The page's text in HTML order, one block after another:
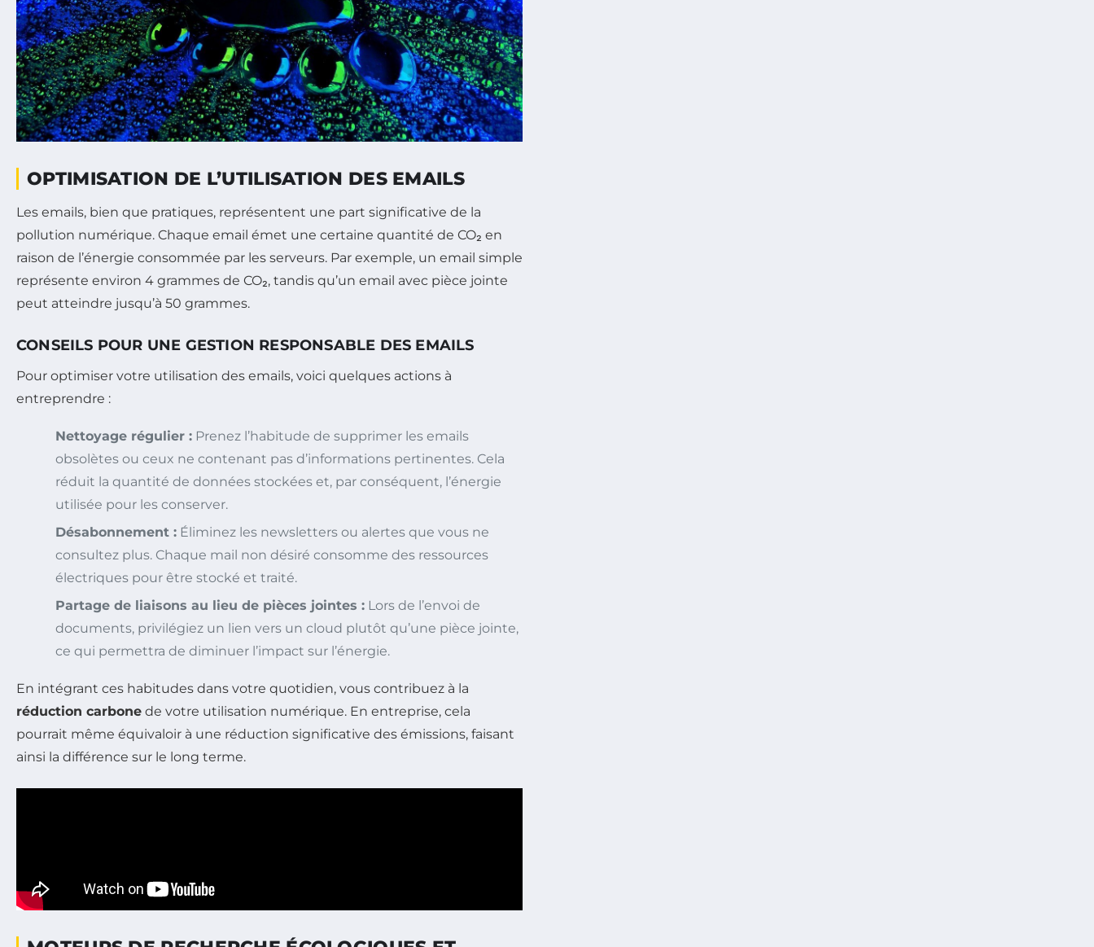
OPTIMISATION DE L’UTILISATION DES EMAILS
Les emails, bien que pratiques, représentent une part significative de la
pollution numérique. Chaque email émet une certaine quantité de CO₂ en
raison de l’énergie consommée par les serveurs. Par exemple, un email simple
représente environ 4 grammes de CO₂, tandis qu’un email avec pièce jointe
peut atteindre jusqu’à 50 grammes.
CONSEILS POUR UNE GESTION RESPONSABLE DES EMAILS
Pour optimiser votre utilisation des emails, voici quelques actions à
entreprendre :
Nettoyage régulier : Prenez l’habitude de supprimer les emails
obsolètes ou ceux ne contenant pas d’informations pertinentes. Cela
réduit la quantité de données stockées et, par conséquent, l’énergie
utilisée pour les conserver.
Désabonnement : Éliminez les newsletters ou alertes que vous ne
consultez plus. Chaque mail non désiré consomme des ressources
électriques pour être stocké et traité.
Partage de liaisons au lieu de pièces jointes : Lors de l’envoi de
documents, privilégiez un lien vers un cloud plutôt qu’une pièce jointe,
ce qui permettra de diminuer l’impact sur l’énergie.
En intégrant ces habitudes dans votre quotidien, vous contribuez à la
réduction carbone de votre utilisation numérique. En entreprise, cela
pourrait même équivaloir à une réduction significative des émissions, faisant
ainsi la différence sur le long terme.